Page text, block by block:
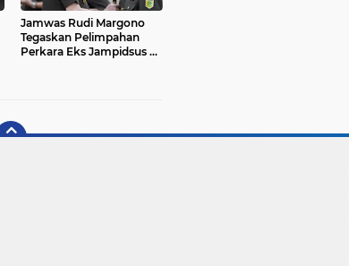
Jamwas Rudi Margono
Tegaskan Pelimpahan
Perkara Eks Jampidsus ke